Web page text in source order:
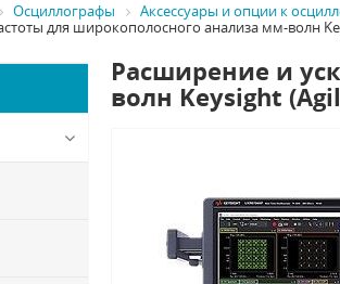
Осциллографы
Аксессуары и опции к
для широкополосного анализа мм-волн
Расширение и
волн Keysight